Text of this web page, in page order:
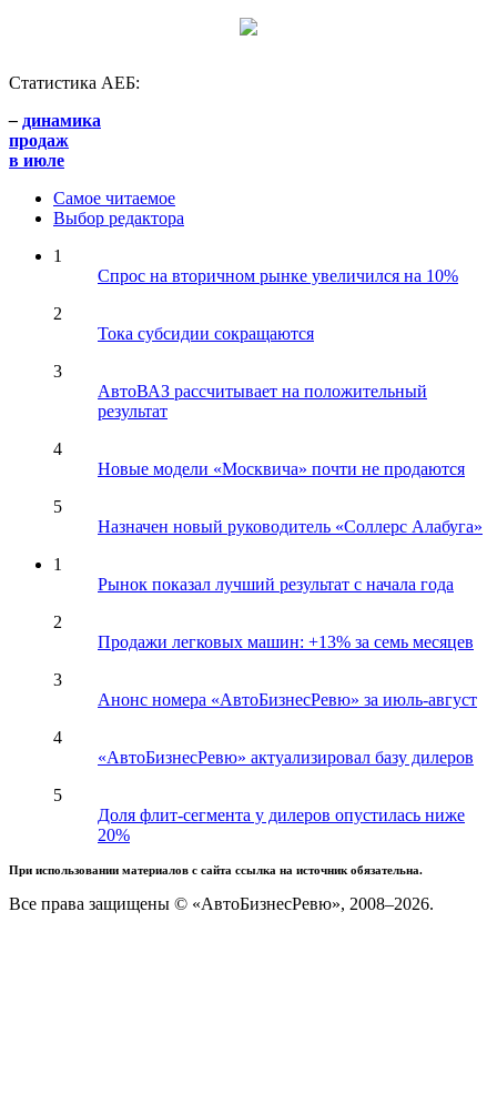
Статистика АЕБ:
– динамика
продаж
в июле
Самое читаемое
Выбор редактора
1
Спрос на вторичном рынке увеличился на 10%
2
Тока субсидии сокращаются
3
АвтоВАЗ рассчитывает на положительный
результат
4
Новые модели «Москвича» почти не продаются
5
Назначен новый руководитель «Соллерс Алабуга»
1
Рынок показал лучший результат с начала года
2
Продажи легковых машин: +13% за семь месяцев
3
Анонс номера «АвтоБизнесРевю» за июль-август
4
«АвтоБизнесРевю» актуализировал базу дилеров
5
Доля флит-сегмента у дилеров опустилась ниже
20%
При использовании материалов с сайта ссылка на источник обязательна.
Все права защищены © «АвтоБизнесРевю», 2008–2026.